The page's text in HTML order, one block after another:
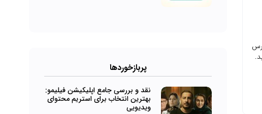
پربازخورد‌ها
نقد و بررسی جامع اپلیکیشن فیلیمو:
بهترین انتخاب برای استریم محتوای
ویدیویی